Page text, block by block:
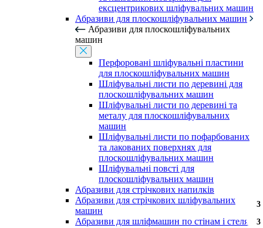
ексцентрикових шліфувальних машин
Абразиви для плоскошліфувальних машин
Абразиви для плоскошліфувальних
машин
Перфоровані шліфувальні пластини
для плоскошліфувальних машин
Шліфувальні листи по деревині для
плоскошліфувальних машин
Шліфувальні листи по деревині та
металу для плоскошліфувальних
машин
Шліфувальні листи по пофарбованих
та лакованих поверхнях для
плоскошліфувальних машин
Шліфувальні повсті для
плоскошліфувальних машин
Абразиви для стрічкових напилків
Абразиви для стрічкових шліфувальних
машин
Абразиви для шліфмашин по стінам і стелям
3
3
3
3
3
3
3
3
3
3
3
3
3
3
3
3
3
3